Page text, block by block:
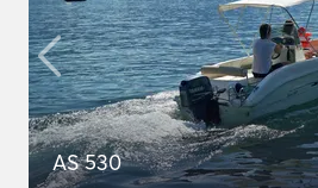
AS 530